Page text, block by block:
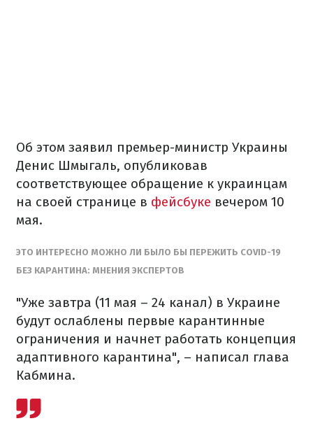
Об этом заявил премьер-министр Украины
Денис Шмыгаль, опубликовав
соответствующее обращение к украинцам
на своей странице в фейсбуке вечером 10
мая.
ЭТО ИНТЕРЕСНО МОЖНО ЛИ БЫЛО БЫ ПЕРЕЖИТЬ COVID-19
БЕЗ КАРАНТИНА: МНЕНИЯ ЭКСПЕРТОВ
"Уже завтра (11 мая – 24 канал) в Украине
будут ослаблены первые карантинные
ограничения и начнет работать концепция
адаптивного карантина", – написал глава
Кабмина.